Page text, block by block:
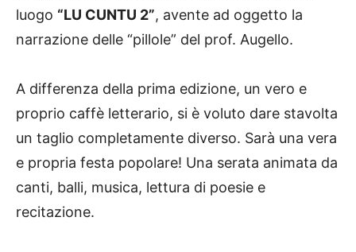
luogo “LU CUNTU 2”, avente ad oggetto la
narrazione delle “pillole” del prof. Augello.
A differenza della prima edizione, un vero e
proprio caffè letterario, si è voluto dare stavolta
un taglio completamente diverso. Sarà una vera
e propria festa popolare! Una serata animata da
canti, balli, musica, lettura di poesie e
recitazione.